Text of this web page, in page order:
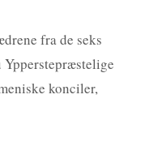
fra de seks
Ypperstepræstelige
konciler,